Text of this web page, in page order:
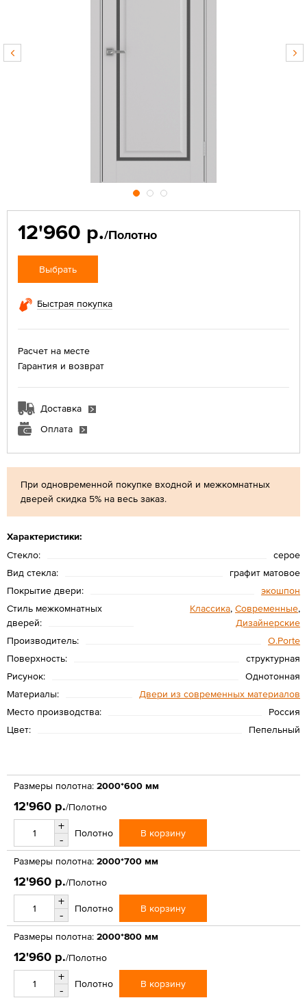
При одновременной покупке входной и межкомнатных
дверей скидка 5% на весь заказ.
Характеристики:
Стекло:
серое
Вид стекла:
графит матовое
Покрытие двери:
экошпон
Стиль межкомнатных
дверей:
Классика, Современные,
Дизайнерские
Производитель:
O.Porte
Поверхность:
структурная
Рисунок:
Однотонная
Материалы:
Двери из современных материалов
Место производства:
Россия
Цвет:
Пепельный
12'960 р./Полотно
Выбрать
Быстрая покупка
Расчет на месте
Гарантия и возврат
Доставка
Оплата
Размеры полотна: 2000*600 мм
12'960 р./Полотно
+
-
Полотно В корзину
Размеры полотна: 2000*700 мм
12'960 р./Полотно
+
-
Полотно В корзину
Размеры полотна: 2000*800 мм
12'960 р./Полотно
+
-
Полотно В корзину